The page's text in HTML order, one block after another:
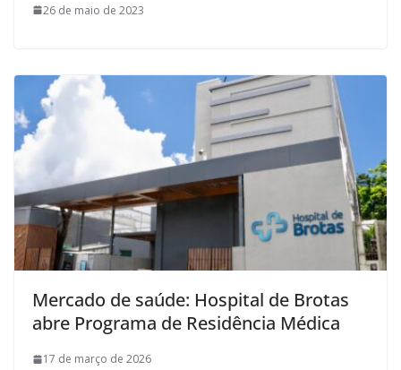
26 de maio de 2023
Mercado de saúde: Hospital de Brotas
abre Programa de Residência Médica
17 de março de 2026